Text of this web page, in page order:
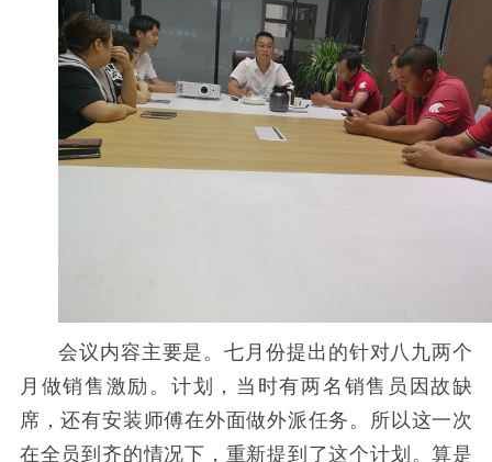
会议内容主要是。七月份提出的针对八九两个
月做销售激励。计划，当时有两名销售员因故缺
席，还有安装师傅在外面做外派任务。所以这一次
在全员到齐的情况下，重新提到了这个计划。算是